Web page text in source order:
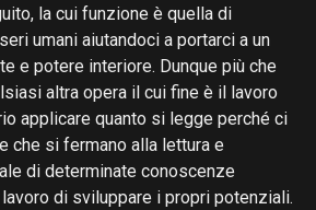
la cui funzione è quella di
umani aiutandoci a portarci a un
e potere interiore. Dunque più che
altra opera il cui fine è il lavoro
applicare quanto si legge perché ci
che si fermano alla lettura e
di determinate conoscenze
di sviluppare i propri potenziali.